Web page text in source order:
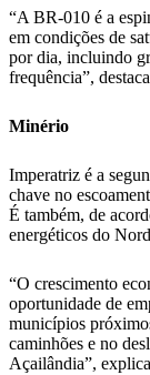
“A BR-010 é a
em condições de
por dia, incluindo
frequência”,
Minério
Imperatriz é a
chave no
É também, de
energéticos do
“O crescimento
oportunidade de
municípios
caminhões e no
Açailândia”,